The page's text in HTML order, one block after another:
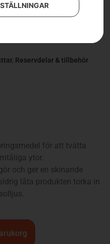
, Reservdelar & tillbehör
för att tvätta
ytor.
och ger en skinande
låta produkten torka in